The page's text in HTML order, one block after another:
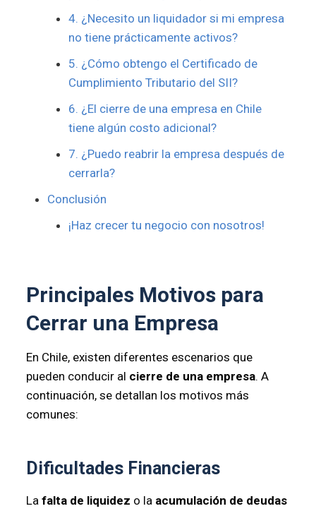
4. ¿Necesito un liquidador si mi empresa
no tiene prácticamente activos?
5. ¿Cómo obtengo el Certificado de
Cumplimiento Tributario del SII?
6. ¿El cierre de una empresa en Chile
tiene algún costo adicional?
7. ¿Puedo reabrir la empresa después de
cerrarla?
Conclusión
¡Haz crecer tu negocio con nosotros!
Principales Motivos para
Cerrar una Empresa
En Chile, existen diferentes escenarios que
pueden conducir al cierre de una empresa. A
continuación, se detallan los motivos más
comunes:
Dificultades Financieras
La falta de liquidez o la acumulación de deudas